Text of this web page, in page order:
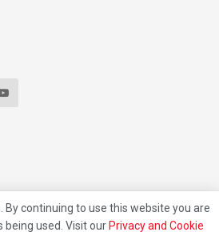
By continuing to use this website you are
being used. Visit our Privacy and Cookie